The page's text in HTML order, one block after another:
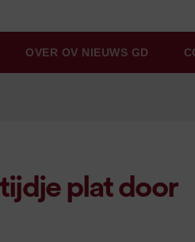
OVER OV NIEUWS GD
plat door